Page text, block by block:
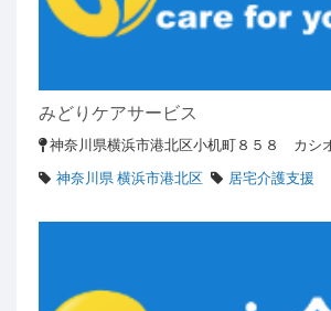
みどりケアサービス
神奈川県横浜市港北区小机町８５８ カシ
神奈川県 横浜市港北区
居宅介護支援